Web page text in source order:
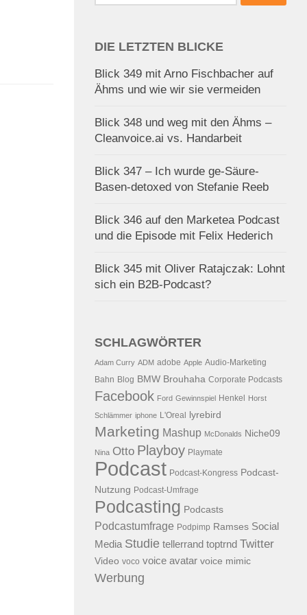
nach:
DIE LETZTEN BLICKE
Blick 349 mit Arno Fischbacher auf
Ähms und wie wir sie vermeiden
Blick 348 und weg mit den Ähms –
Cleanvoice.ai vs. Handarbeit
Blick 347 – Ich wurde ge-Säure-
Basen-detoxed von Stefanie Reeb
Blick 346 auf den Marketea Podcast
und die Episode mit Felix Hederich
Blick 345 mit Oliver Ratajczak: Lohnt
sich ein B2B-Podcast?
SCHLAGWÖRTER
Adam Curry ADM adobe Apple Audio-Marketing
Bahn Blog BMW Brouhaha Corporate Podcasts
Facebook Ford Gewinnspiel Henkel Horst
Schlämmer iphone L'Oreal lyrebird
Marketing Mashup McDonalds Niche09
Nina Otto Playboy Playmate
Podcast Podcast-Kongress Podcast-
Nutzung Podcast-Umfrage
Podcasting Podcasts
Podcastumfrage Podpimp Ramses Social
Media Studie tellerrand toptrnd Twitter
Video voco voice avatar voice mimic
Werbung